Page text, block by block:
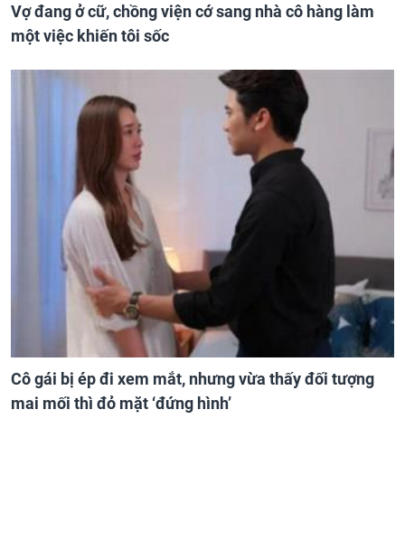
Vợ đang ở cữ, chồng viện cớ sang nhà cô hàng làm
một việc khiến tôi sốc
Cô gái bị ép đi xem mắt, nhưng vừa thấy đối tượng
mai mối thì đỏ mặt ‘đứng hình’